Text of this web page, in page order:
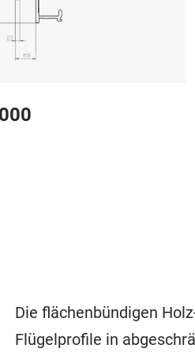
Die flächenbündigen
Flügelprofile in